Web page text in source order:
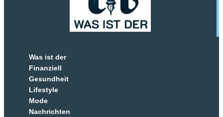
Was ist der
Finanziell
Gesundheit
Lifestyle
Mode
Nachrichten